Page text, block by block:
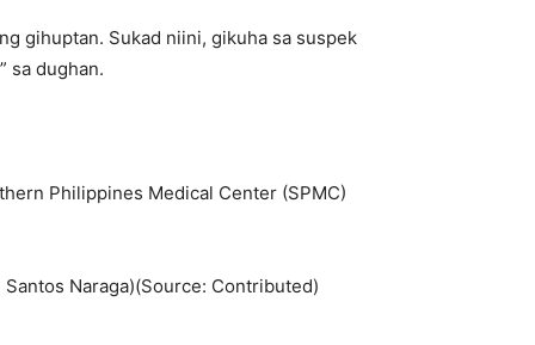
gihuptan. Sukad niini, gikuha sa suspek
sa dughan.
Philippines Medical Center (SPMC)
Naraga)(Source: Contributed)